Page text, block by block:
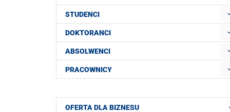
STUDENCI
DOKTORANCI
ABSOLWENCI
PRACOWNICY
OFERTA DLA BIZNESU